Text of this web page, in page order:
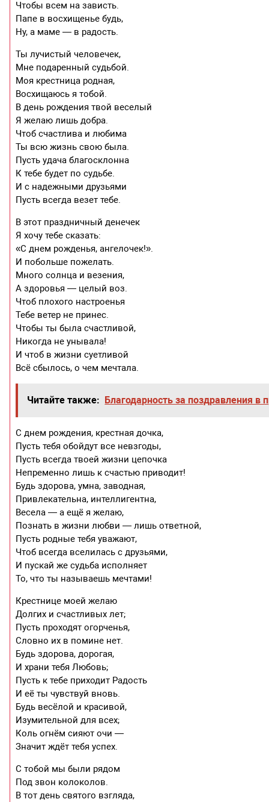
Чтобы всем на зависть.
Папе в восхищенье будь,
Ну, а маме — в радость.
Ты лучистый человечек,
Мне подаренный судьбой.
Моя крестница родная,
Восхищаюсь я тобой.
В день рождения твой веселый
Я желаю лишь добра.
Чтоб счастлива и любима
Ты всю жизнь свою была.
Пусть удача благосклонна
К тебе будет по судьбе.
И с надежными друзьями
Пусть всегда везет тебе.
В этот праздничный денечек
Я хочу тебе сказать:
«С днем рожденья, ангелочек!».
И побольше пожелать.
Много солнца и везения,
А здоровья — целый воз.
Чтоб плохого настроенья
Тебе ветер не принес.
Чтобы ты была счастливой,
Никогда не унывала!
И чтоб в жизни суетливой
Всё сбылось, о чем мечтала.
Читайте также: Благодарность за поздравления в
С днем рождения, крестная дочка,
Пусть тебя обойдут все невзгоды,
Пусть всегда твоей жизни цепочка
Непременно лишь к счастью приводит!
Будь здорова, умна, заводная,
Привлекательна, интеллигентна,
Весела — а ещё я желаю,
Познать в жизни любви — лишь ответной,
Пусть родные тебя уважают,
Чтоб всегда вселилась с друзьями,
И пускай же судьба исполняет
То, что ты называешь мечтами!
Крестнице моей желаю
Долгих и счастливых лет;
Пусть проходят огорченья,
Словно их в помине нет.
Будь здорова, дорогая,
И храни тебя Любовь;
Пусть к тебе приходит Радость
И её ты чувствуй вновь.
Будь весёлой и красивой,
Изумительной для всех;
Коль огнём сияют очи —
Значит ждёт тебя успех.
С тобой мы были рядом
Под звон колоколов.
В тот день святого взгляда,